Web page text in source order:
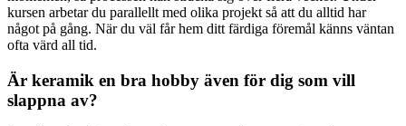
kursen arbetar du parallellt med olika projekt så att du alltid har
något på gång. När du väl får hem ditt färdiga föremål känns väntan
ofta värd all tid.
Är keramik en bra hobby även för dig som vill
slappna av?